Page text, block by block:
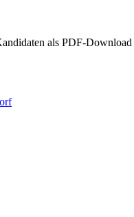
als PDF-Download